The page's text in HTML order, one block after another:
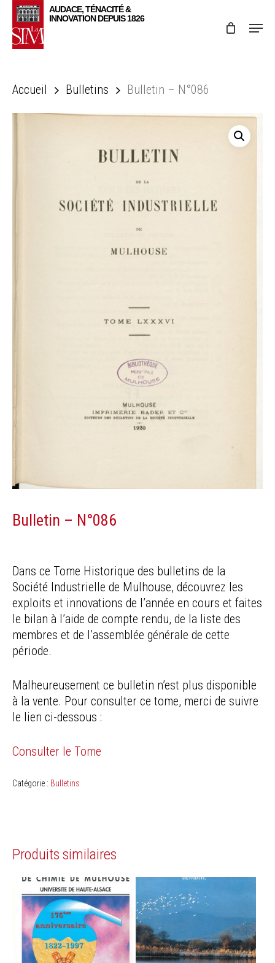
Skip
main
Menu
Accueil Bulletins Bulletin – N°086
Bulletin – N°086
Dans ce Tome Historique des bulletins de la
Société Industrielle de Mulhouse, découvrez les
exploits et innovations de l’année en cours et faites
le bilan à l’aide de compte rendu, de la liste des
membres et de l’assemblée générale de cette
période.
Malheureusement ce bulletin n’est plus disponible
à la vente. Pour consulter ce tome, merci de suivre
le lien ci-dessous :
Consulter le Tome
Catégorie : Bulletins
Produits similaires